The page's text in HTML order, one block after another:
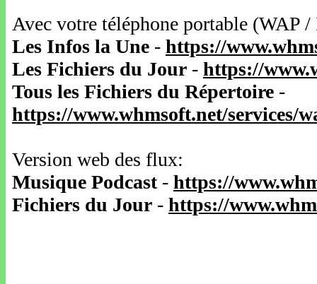
Avec votre téléphone portable
Les Infos la Une - https://
Les Fichiers du Jour - https://
Tous les Fichiers du Répertoire -
https://www.whmsoft.net/services/
Version web des flux:
Musique Podcast- https://
Fichiers du Jour - https://